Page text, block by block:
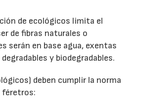
de ecológicos limita el
de fibras naturales o
serán en base agua, exentas
y biodegradables.
deben cumplir la norma
féretros: